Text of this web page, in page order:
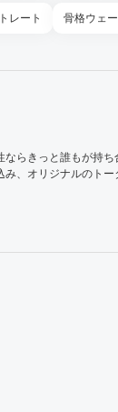
レート 骨格ウェ
ならきっと誰もが持
み、オリジナルのトー